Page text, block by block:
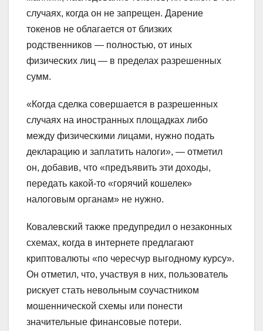
случаях, когда он не запрещен. Дарение
токенов не облагается от близких
родственников — полностью, от иных
физических лиц — в пределах разрешенных
сумм.
«Когда сделка совершается в разрешенных
случаях на иностранных площадках либо
между физическими лицами, нужно подать
декларацию и заплатить налоги», — отметил
он, добавив, что «предъявить эти доходы,
передать какой-то «горячий кошелек»
налоговым органам» не нужно.
Ковалевский также предупредил о незаконных
схемах, когда в интернете предлагают
криптовалюты «по чересчур выгодному курсу».
Он отметил, что, участвуя в них, пользователь
рискует стать невольным соучастником
мошеннической схемы или понести
значительные финансовые потери.